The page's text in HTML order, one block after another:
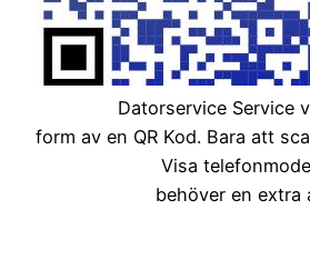
Datorservice Service
form av en QR Kod. Bara att
Visa
behöver en extra